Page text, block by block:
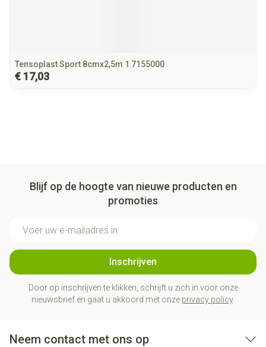
Tensoplast Sport 8cmx2,5m 1 7155000
€ 17,03
Blijf op de hoogte van nieuwe producten en
promoties
Inschrijven
Door op inschrijven te klikken, schrijft u zich in voor onze
nieuwsbrief en gaat u akkoord met onze privacy policy.
Neem contact met ons op